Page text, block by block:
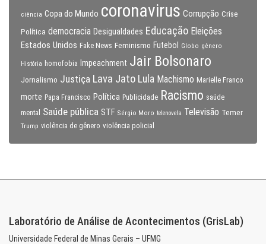
ciência Copa do Mundo coronavirus Corrupção Crise
Política democracia Desigualdades Educação Eleições
Estados Unidos Fake News Feminismo Futebol Globo gênero
História homofobia Impeachment Jair Bolsonaro
Jornalismo Justiça Lava Jato Lula Machismo Marielle Franco
morte Papa Francisco Política Publicidade Racismo saúde
mental
Saúde pública STF Sérgio Moro telenovela Televisão Temer
Trump violência de gênero violência policial
Laboratório de Análise de Acontecimentos (GrisLab)
Universidade Federal de Minas Gerais – UFMG